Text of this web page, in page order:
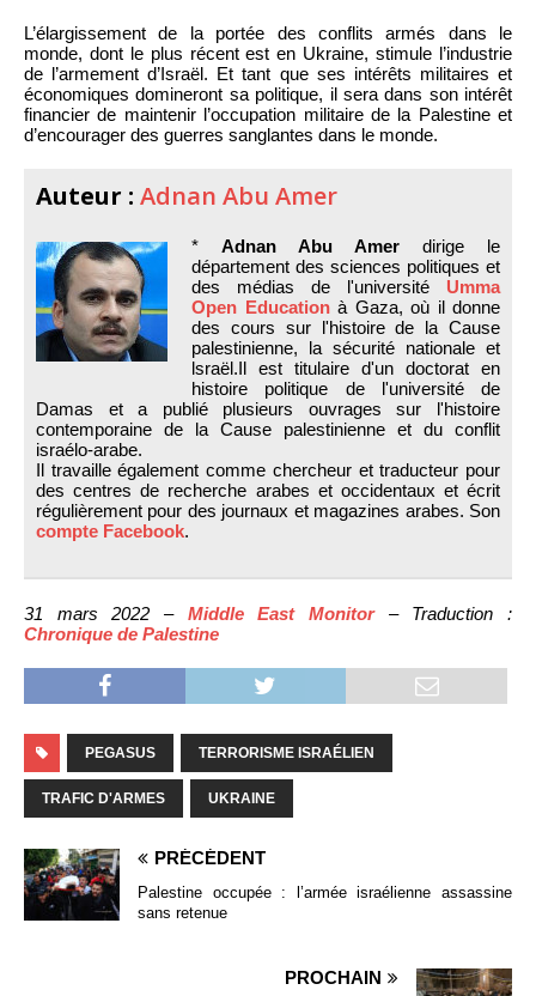
L’élargissement de la portée des conflits armés dans le
monde, dont le plus récent est en Ukraine, stimule l’industrie
de l’armement d’Israël. Et tant que ses intérêts militaires et
économiques domineront sa politique, il sera dans son intérêt
financier de maintenir l’occupation militaire de la Palestine et
d’encourager des guerres sanglantes dans le monde.
Auteur : Adnan Abu Amer
* Adnan Abu Amer dirige le
département des sciences politiques et
des médias de l'université Umma
Open Educationà Gaza, où il donne
des cours sur l'histoire de la Cause
palestinienne, la sécurité nationale et
lsraël.Il est titulaire d'un doctorat en
histoire politique de l'université de
Damas et a publié plusieurs ouvrages sur l'histoire
contemporaine de la Cause palestinienne et du conflit
israélo-arabe.
Il travaille également comme chercheur et traducteur pour
des centres de recherche arabes et occidentaux et écrit
régulièrement pour des journaux et magazines arabes. Son
compte Facebook.
31 mars 2022 – Middle East Monitor– Traduction :
Chronique de Palestine
PEGASUS TERRORISME ISRAÉLIEN
TRAFIC D'ARMES UKRAINE
PRÉCÉDENT
Palestine occupée : l’armée israélienne assassine
sans retenue
PROCHAIN